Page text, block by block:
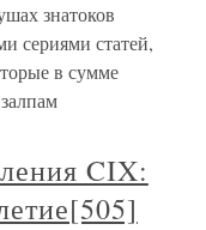
знатоков
сериями статей,
в сумме
CIX: